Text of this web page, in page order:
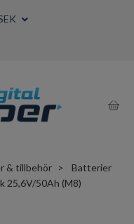
& tillbehör
Batterier
25,6V/50Ah (M8)